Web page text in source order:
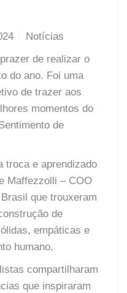
Notícias
de realizar o
do ano. Foi uma
de trazer aos
momentos do
de
troca e aprendizado
Maffezzolli – COO
que trouxeram
de
empáticas e
humano.
compartilharam
que inspiraram